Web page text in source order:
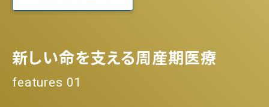
新しい命を支える周産期医療
features 01